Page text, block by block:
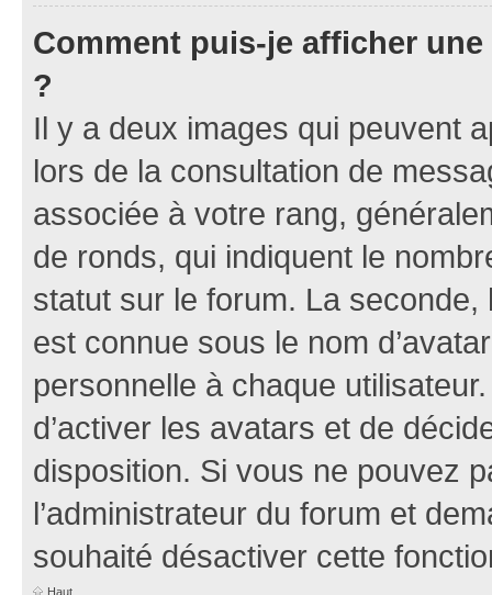
Comment puis-je afficher
?
Il y a deux images qui peuvent
lors de la consultation de
associée à votre rang,
de ronds, qui indiquent le
statut sur le forum. La
est connue sous le nom
personnelle à chaque
d’activer les avatars et de
disposition. Si vous ne pouvez
l’administrateur du forum et
souhaité désactiver cette
Haut